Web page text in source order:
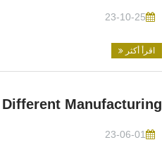
23-10-25
اقرأ أكثر
Manufacturing
23-06-01